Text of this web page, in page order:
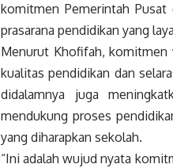
komitmen Pemerintah Pusat
prasarana pendidikan yang
Menurut Khofifah, komitmen
kualitas pendidikan dan
didalamnya juga
mendukung proses
yang diharapkan sekolah.
“Ini adalah wujud nyata